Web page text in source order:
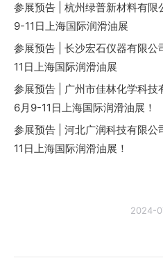
参展预告 | 杭州绿普新材料有限
9-11日上海国际润滑油展
参展预告 | 长沙宏石仪器有限
11日上海国际润滑油展
参展预告 | 广州市佳林化学科技
6月9-11日上海国际润滑油展！
参展预告 | 河北广润科技有限
11日上海国际润滑油展！
2024-